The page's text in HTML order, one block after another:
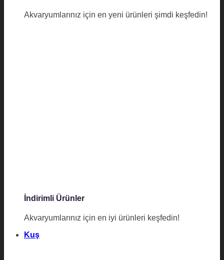
Akvaryumlarınız için en yeni ürünleri şimdi keşfedin!
İndirimli Ürünler
Akvaryumlarınız için en iyi ürünleri keşfedin!
Kuş